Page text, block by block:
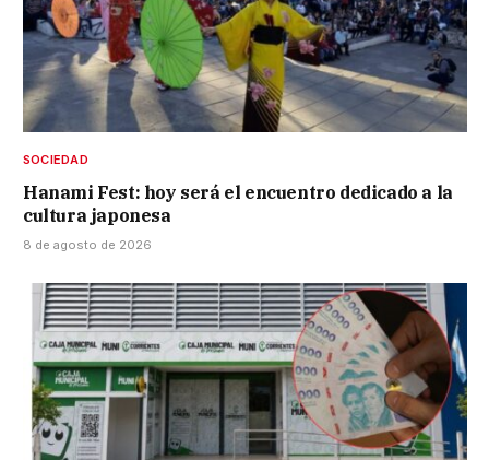
SOCIEDAD
Hanami Fest: hoy será el encuentro dedicado a la
cultura japonesa
8 de agosto de 2026